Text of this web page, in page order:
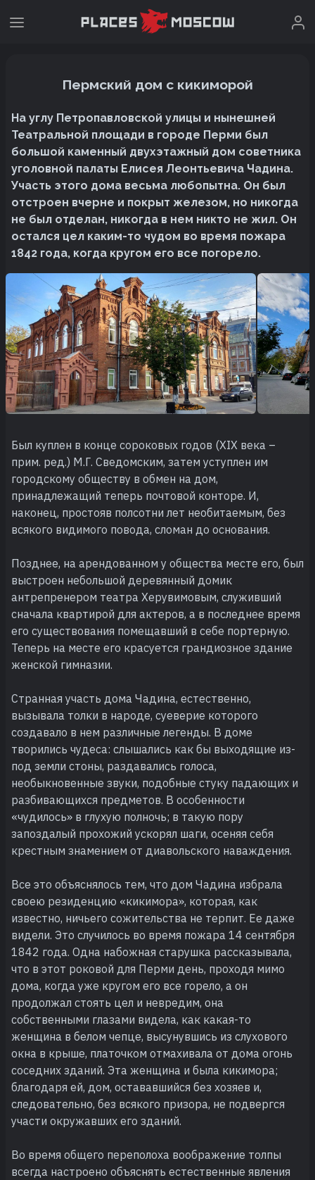
Пермский дом с кикиморой
На углу Петропавловской улицы и нынешней
Театральной площади в городе Перми был
большой каменный двухэтажный дом советника
уголовной палаты Елисея Леонтьевича Чадина.
Участь этого дома весьма любопытна. Он был
отстроен вчерне и покрыт железом, но никогда
не был отделан, никогда в нем никто не жил. Он
остался цел каким-то чудом во время пожара
1842 года, когда кругом его все погорело.
Был куплен в конце сороковых годов (XIX века –
прим. ред.) М.Г. Сведомским, затем уступлен им
городскому обществу в обмен на дом,
принадлежащий теперь почтовой конторе. И,
наконец, простояв полсотни лет необитаемым, без
всякого видимого повода, сломан до основания.
Позднее, на арендованном у общества месте его, был
выстроен небольшой деревянный домик
антрепренером театра Херувимовым, служивший
сначала квартирой для актеров, а в последнее время
его существования помещавший в себе портерную.
Теперь на месте его красуется грандиозное здание
женской гимназии.
Странная участь дома Чадина, естественно,
вызывала толки в народе, суеверие которого
создавало в нем различные легенды. В доме
творились чудеса: слышались как бы выходящие из-
под земли стоны, раздавались голоса,
необыкновенные звуки, подобные стуку падающих и
разбивающихся предметов. В особенности
«чудилось» в глухую полночь; в такую пору
запоздалый прохожий ускорял шаги, осеняя себя
крестным знамением от диавольского наваждения.
Все это объяснялось тем, что дом Чадина избрала
своею резиденцию «кикимора», которая, как
известно, ничьего сожительства не терпит. Ее даже
видели. Это случилось во время пожара 14 сентября
1842 года. Одна набожная старушка рассказывала,
что в этот роковой для Перми день, проходя мимо
дома, когда уже кругом его все горело, а он
продолжал стоять цел и невредим, она
собственными глазами видела, как какая-то
женщина в белом чепце, высунувшись из слухового
окна в крыше, платочком отмахивала от дома огонь
соседних зданий. Эта женщина и была кикимора;
благодаря ей, дом, остававшийся без хозяев и,
следовательно, без всякого призора, не подвергся
участи окружавших его зданий.
Во время общего переполоха воображение толпы
всегда настроено объяснять естественные явления